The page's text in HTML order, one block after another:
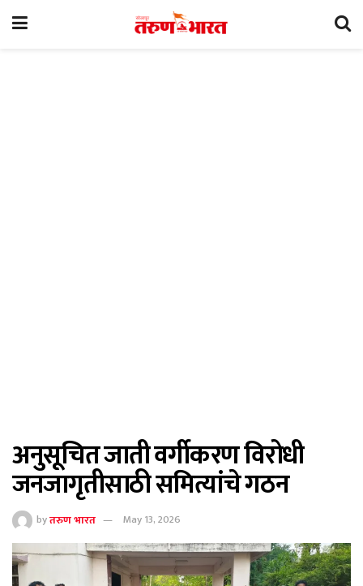
अनु‌सूचित जाती वर्गीकरण विरोधी
जनजागृतीसाठी समित्यांचे गठन
byतरुण भारत May 13, 2026